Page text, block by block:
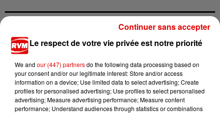
TITRES DIFFUSÉS
12h06
12h06 12h03
12h03 11h56
11h56
Le respect de votre vie privée est notre priorité
We and our (447) partnersdo the following data processing based on
your consent and/or our legitimate interest: Store and/or access
information on a device; Use limited data to select advertising; Create
profiles for personalised advertising; Use profiles to select personalised
advertising; Measure advertising performance; Measure content
performance; Understand audiences through statistics or combinations
Continuer sans accepter